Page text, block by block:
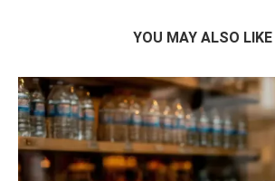
YOU MAY ALSO LIKE